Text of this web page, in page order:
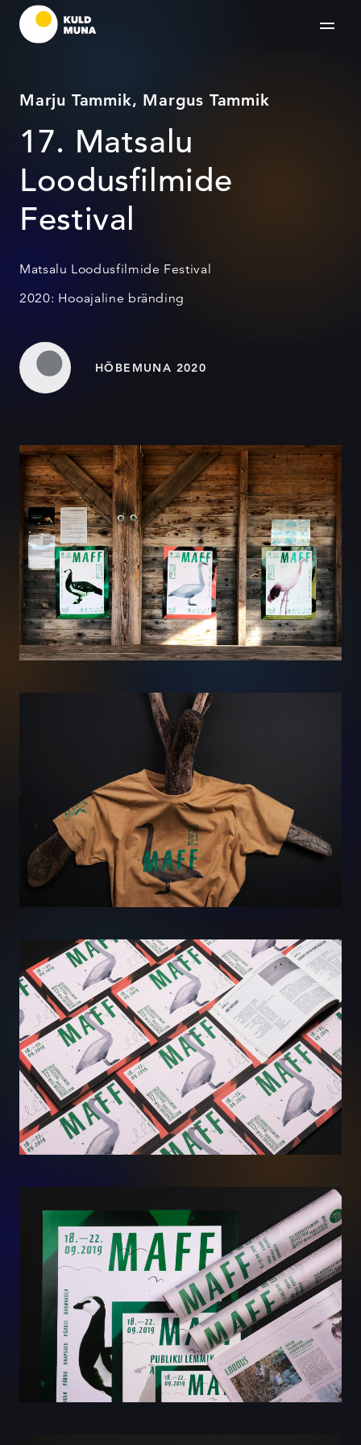
Marju Tammik, Margus Tammik
17. Matsalu
Loodusfilmide
Festival
Matsalu Loodusfilmide Festival
2020: Hooajaline bränding
HÕBEMUNA 2020